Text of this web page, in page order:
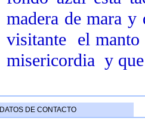
madera de mara y
visitante el manto
misericordia y que
DATOS DE CONTACTO